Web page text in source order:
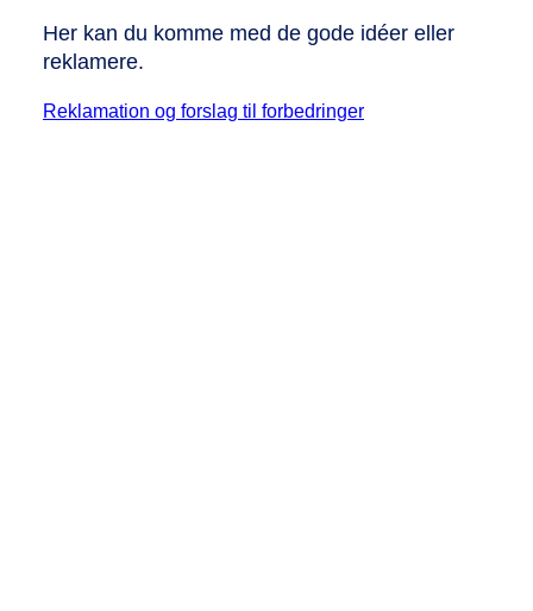
Her kan du komme med de gode idéer eller
reklamere.
Reklamation og forslag til forbedringer